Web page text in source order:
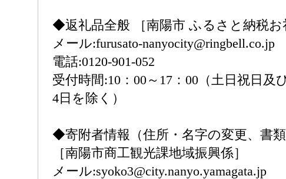
◆返礼品全般 ［南陽市 ふるさと納税お
メール:furusato-nanyocity@ringbell.co.jp
電話:0120-901-052
受付時間:10：00～17：00（土日祝日及
4日を除く）
◆寄附者情報（住所・名字の変更、書
［南陽市商工観光課地域振興係］
メール:syoko3@city.nanyo.yamagata.jp